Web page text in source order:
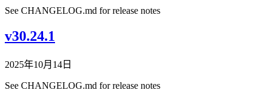
See CHANGELOG.md for release notes
v30.24.1
2025年10月14日
See CHANGELOG.md for release notes